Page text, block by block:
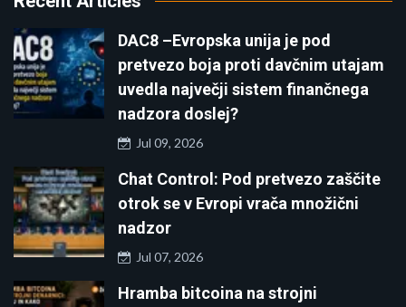
DAC8 –Evropska unija je pod
pretvezo boja proti davčnim utajam
uvedla največji sistem finančnega
nadzora doslej?
Jul 09, 2026
Chat Control: Pod pretvezo zaščite
otrok se v Evropi vrača množični
nadzor
Jul 07, 2026
Hramba bitcoina na strojni